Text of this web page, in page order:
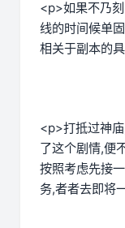
<p>如果不乃
线的时间候单
相关于副本的
<p>打抵过神
了这个剧情,便
按照考虑先接
务,者者去即将